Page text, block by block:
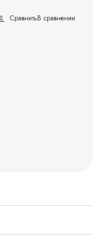
СравнитьВ сравнении